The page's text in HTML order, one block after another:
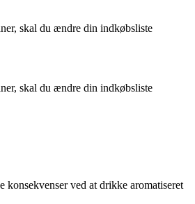
skal du ændre din indkøbsliste
skal du ændre din indkøbsliste
konsekvenser ved at drikke aromatiseret